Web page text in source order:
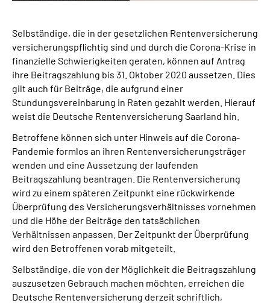
Selbständige, die in der gesetzlichen Rentenversicherung
versicherungspflichtig sind und durch die Corona-Krise in
finanzielle Schwierigkeiten geraten, können auf Antrag
ihre Beitragszahlung bis 31. Oktober 2020 aussetzen. Dies
gilt auch für Beiträge, die aufgrund einer
Stundungsvereinbarung in Raten gezahlt werden. Hierauf
weist die Deutsche Rentenversicherung Saarland hin.
Betroffene können sich unter Hinweis auf die Corona-
Pandemie formlos an ihren Rentenversicherungsträger
wenden und eine Aussetzung der laufenden
Beitragszahlung beantragen. Die Rentenversicherung
wird zu einem späteren Zeitpunkt eine rückwirkende
Überprüfung des Versicherungsverhältnisses vornehmen
und die Höhe der Beiträge den tatsächlichen
Verhältnissen anpassen. Der Zeitpunkt der Überprüfung
wird den Betroffenen vorab mitgeteilt.
Selbständige, die von der Möglichkeit die Beitragszahlung
auszusetzen Gebrauch machen möchten, erreichen die
Deutsche Rentenversicherung derzeit schriftlich,